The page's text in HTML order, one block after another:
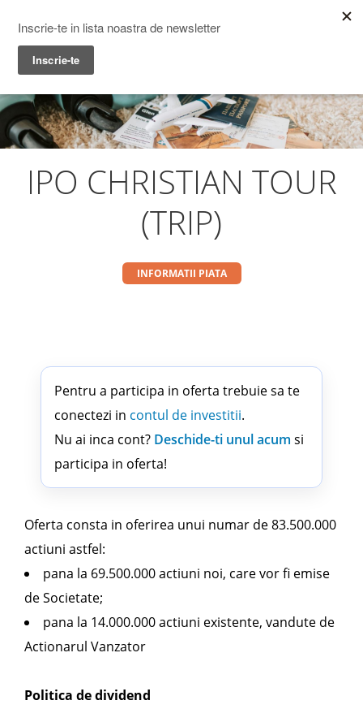
Menu
Prime Transaction
IPO CHRISTIAN TOUR
(TRIP)
INFORMATII PIATA
Pentru a participa in oferta trebuie sa te
conectezi in contul de investitii.
Nu ai inca cont? Deschide-ti unul acum si
participa in oferta!
Oferta consta in oferirea unui numar de 83.500.000
actiuni astfel:
pana la 69.500.000 actiuni noi, care vor fi emise
de Societate;
pana la 14.000.000 actiuni existente, vandute de
Actionarul Vanzator
Politica de dividend